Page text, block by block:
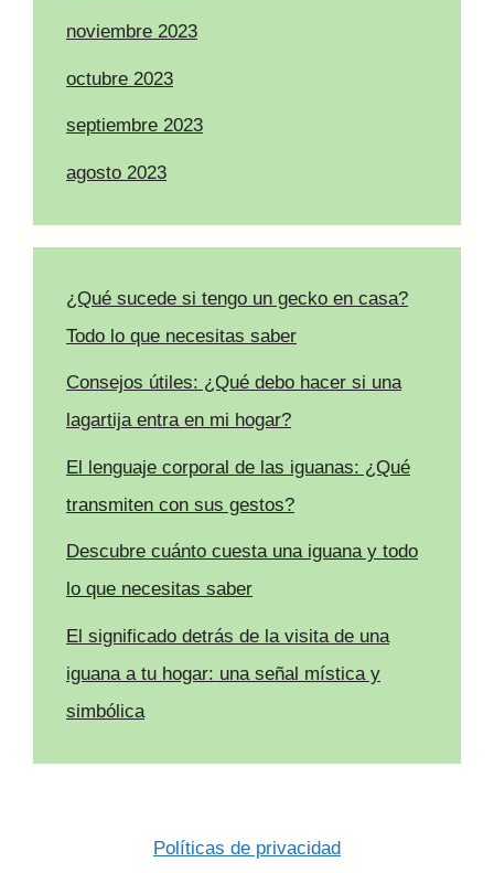
noviembre 2023
octubre 2023
septiembre 2023
agosto 2023
¿Qué sucede si tengo un gecko en casa?
Todo lo que necesitas saber
Consejos útiles: ¿Qué debo hacer si una
lagartija entra en mi hogar?
El lenguaje corporal de las iguanas: ¿Qué
transmiten con sus gestos?
Descubre cuánto cuesta una iguana y todo
lo que necesitas saber
El significado detrás de la visita de una
iguana a tu hogar: una señal mística y
simbólica
Políticas de privacidad